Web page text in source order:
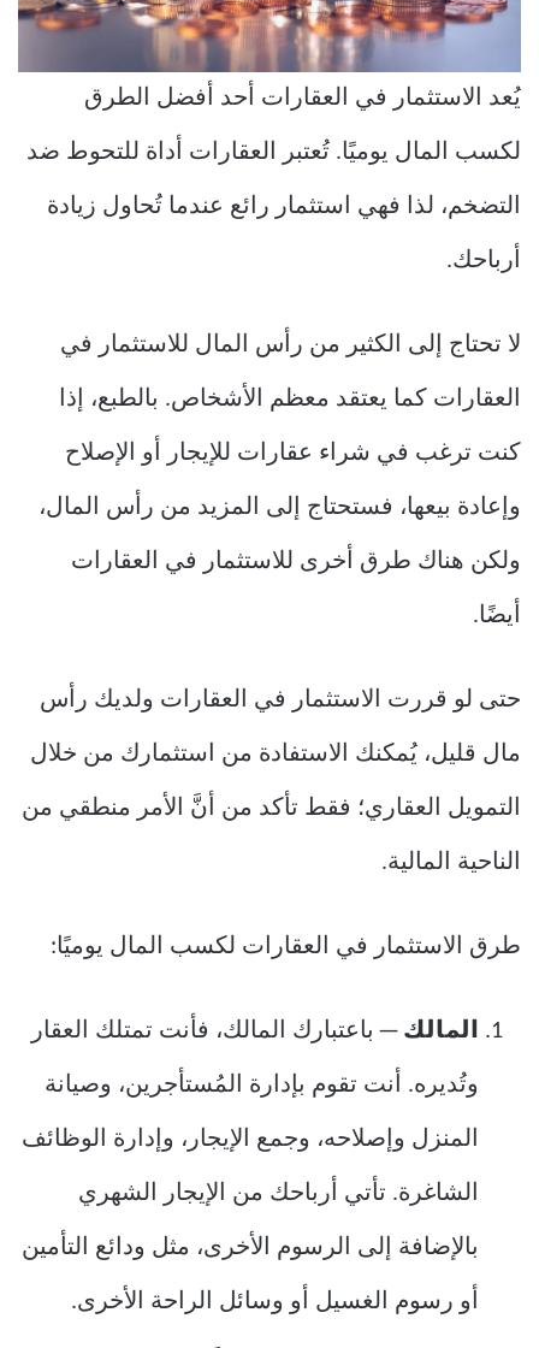
يُعد الاستثمار في العقارات أحد أفضل الطرق
لكسب المال يوميًا. تُعتبر العقارات أداة للتحوط ضد
التضخم، لذا فهي استثمار رائع عندما تُحاول زيادة
أرباحك.
لا تحتاج إلى الكثير من رأس المال للاستثمار في
العقارات كما يعتقد معظم الأشخاص. بالطبع، إذا
كنت ترغب في شراء عقارات للإيجار أو الإصلاح
وإعادة بيعها، فستحتاج إلى المزيد من رأس المال،
ولكن هناك طرق أخرى للاستثمار في العقارات
أيضًا.
حتى لو قررت الاستثمار في العقارات ولديك رأس
مال قليل، يُمكنك الاستفادة من استثمارك من خلال
التمويل العقاري؛ فقط تأكد من أنَّ الأمر منطقي من
الناحية المالية.
طرق الاستثمار في العقارات لكسب المال يوميًا:
المالك — باعتبارك المالك، فأنت تمتلك العقار
وتُديره. أنت تقوم بإدارة المُستأجرين، وصيانة
المنزل وإصلاحه، وجمع الإيجار، وإدارة الوظائف
الشاغرة. تأتي أرباحك من الإيجار الشهري
بالإضافة إلى الرسوم الأخرى، مثل ودائع التأمين
أو رسوم الغسيل أو وسائل الراحة الأخرى.